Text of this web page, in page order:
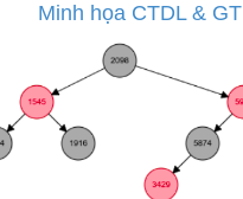
Minh họa CTDL & GT